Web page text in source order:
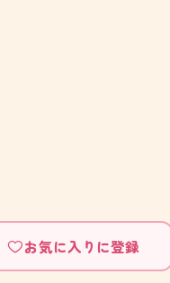
お気に入りに登録